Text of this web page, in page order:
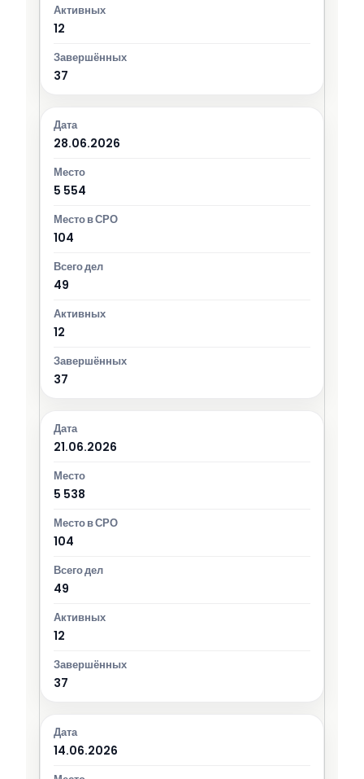
12
37
28.06.2026
5 554
104
49
12
37
21.06.2026
5 538
104
49
12
37
14.06.2026